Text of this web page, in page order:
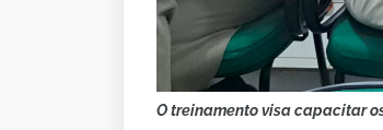
O treinamento visa capacitar